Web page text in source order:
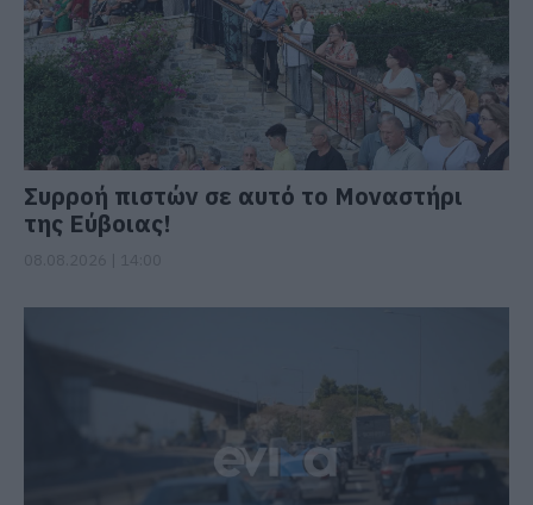
Συρροή πιστών σε αυτό το Μοναστήρι
της Εύβοιας!